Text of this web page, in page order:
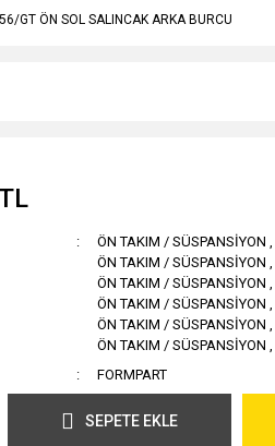
GT ÖN SOL SALINCAK ARKA BURCU
ÖN TAKIM / SÜSPANSİYON ,
ÖN TAKIM / SÜSPANSİYON ,
ÖN TAKIM / SÜSPANSİYON ,
ÖN TAKIM / SÜSPANSİYON ,
ÖN TAKIM / SÜSPANSİYON ,
ÖN TAKIM / SÜSPANSİYON ,
FORMPART
SEPETE EKLE